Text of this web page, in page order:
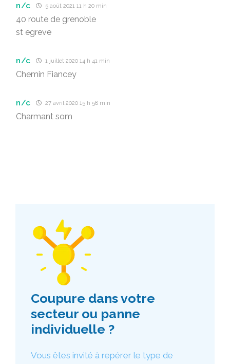
n/c 5 août 2021 11 h 20 min
40 route de grenoble
st egreve
n/c 1 juillet 2020 14 h 41 min
Chemin Fiancey
n/c 27 avril 2020 15 h 58 min
Charmant som
Coupure dans votre
secteur ou panne
individuelle ?
Vous êtes invité à repérer le type de